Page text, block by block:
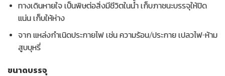
ทางเดินหายใจ เป็นพิษต่อสิ่งมีชีวิตในน้ำ เก็บภาชนะบรรจุให้ปิด
แน่น เก็บให้ห่าง
จาก แหล่งกำเนิดประกายไฟ เช่น ความร้อน/ประกาย เปลวไฟ-ห้าม
สูบบุหรี่
ขนาดบรรจุ